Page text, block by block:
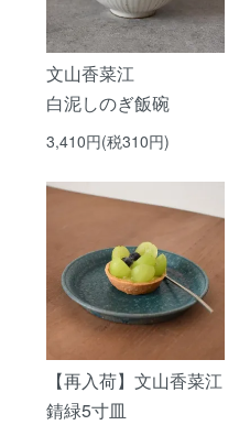
文山香菜江
白泥しのぎ飯碗
3,410円(税310円)
【再入荷】文山香菜江
錆緑5寸皿